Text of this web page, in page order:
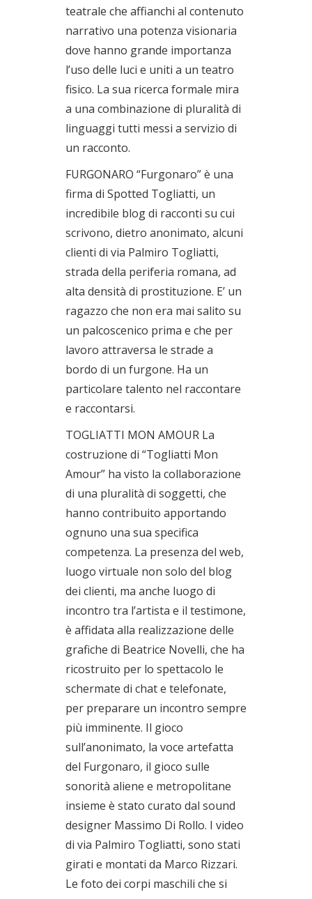
teatrale che affianchi al contenuto
narrativo una potenza visionaria
dove hanno grande importanza
l’uso delle luci e uniti a un teatro
fisico. La sua ricerca formale mira
a una combinazione di pluralità di
linguaggi tutti messi a servizio di
un racconto.
FURGONARO “Furgonaro” è una
firma di Spotted Togliatti, un
incredibile blog di racconti su cui
scrivono, dietro anonimato, alcuni
clienti di via Palmiro Togliatti,
strada della periferia romana, ad
alta densità di prostituzione. E’ un
ragazzo che non era mai salito su
un palcoscenico prima e che per
lavoro attraversa le strade a
bordo di un furgone. Ha un
particolare talento nel raccontare
e raccontarsi.
TOGLIATTI MON AMOUR La
costruzione di “Togliatti Mon
Amour” ha visto la collaborazione
di una pluralità di soggetti, che
hanno contribuito apportando
ognuno una sua specifica
competenza. La presenza del web,
luogo virtuale non solo del blog
dei clienti, ma anche luogo di
incontro tra l’artista e il testimone,
è affidata alla realizzazione delle
grafiche di Beatrice Novelli, che ha
ricostruito per lo spettacolo le
schermate di chat e telefonate,
per preparare un incontro sempre
più imminente. Il gioco
sull’anonimato, la voce artefatta
del Furgonaro, il gioco sulle
sonorità aliene e metropolitane
insieme è stato curato dal sound
designer Massimo Di Rollo. I video
di via Palmiro Togliatti, sono stati
girati e montati da Marco Rizzari.
Le foto dei corpi maschili che si